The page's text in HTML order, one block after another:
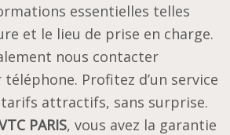
essentielles telles
et le lieu de prise en charge.
nous contacter
Profitez d’un service
attractifs, sans surprise.
PARIS, vous avez la garantie